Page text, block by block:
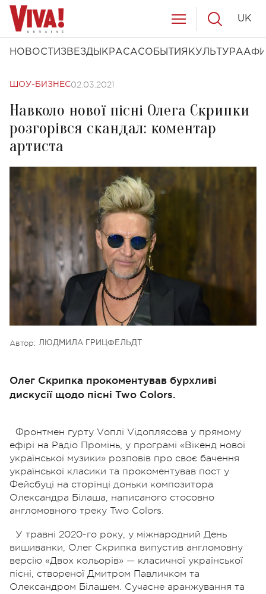
НОВОСТИ ЗВЕЗДЫ КРАСАСОБЫТИЯ КУЛЬТУРА
UK
ШОУ-БИЗНЕС02.03.2021
Навколо нової пісні Олега Скрипки
розгорівся скандал: коментар
артиста
Автор: ЛЮДМИЛА ГРИЦФЕЛЬДТ
Олег Скрипка прокоментував бурхливі
дискусії щодо пісні Two Colors.
Фронтмен гурту Vоплі Vідоплясова у прямому
ефірі на Радіо Промінь, у програмі «Вікенд нової
української музики» розповів про своє бачення
української класики та прокоментував пост у
Фейсбуці на сторінці доньки композитора
Олександра Білаша, написаного стосовно
англомовного треку Two Colors.
У травні 2020-го року, у міжнародний День
вишиванки, Олег Скрипка випустив англомовну
версію «Двох кольорів» — класичної української
пісні, створеної Дмитром Павличком та
Олександром Білашем. Сучасне аранжування та